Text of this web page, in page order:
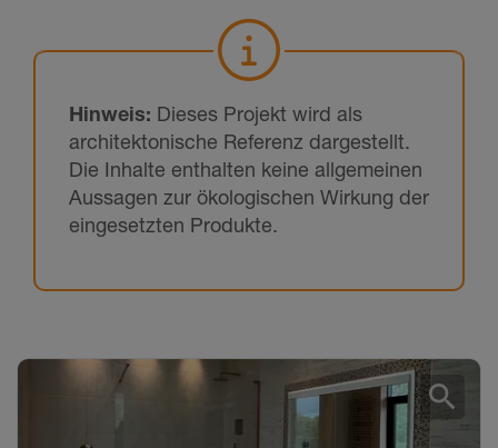
Hinweis: Dieses Projekt wird als
architektonische Referenz dargestellt.
Die Inhalte enthalten keine allgemeinen
Aussagen zur ökologischen Wirkung der
eingesetzten Produkte.
search